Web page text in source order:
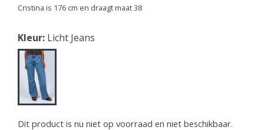
Cristina is 176 cm en draagt maat 38
Kleur: Licht Jeans
Dit product is nu niet op voorraad en niet beschikbaar.